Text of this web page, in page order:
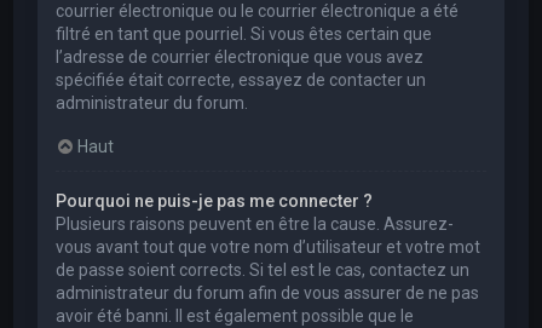
courrier électronique ou le courrier électronique a été
filtré en tant que pourriel. Si vous êtes certain que
l’adresse de courrier électronique que vous avez
spécifiée était correcte, essayez de contacter un
administrateur du forum.
Haut
Pourquoi ne puis-je pas me connecter ?
Plusieurs raisons peuvent en être la cause. Assurez-
vous avant tout que votre nom d’utilisateur et votre mot
de passe soient corrects. Si tel est le cas, contactez un
administrateur du forum afin de vous assurer de ne pas
avoir été banni. Il est également possible que le